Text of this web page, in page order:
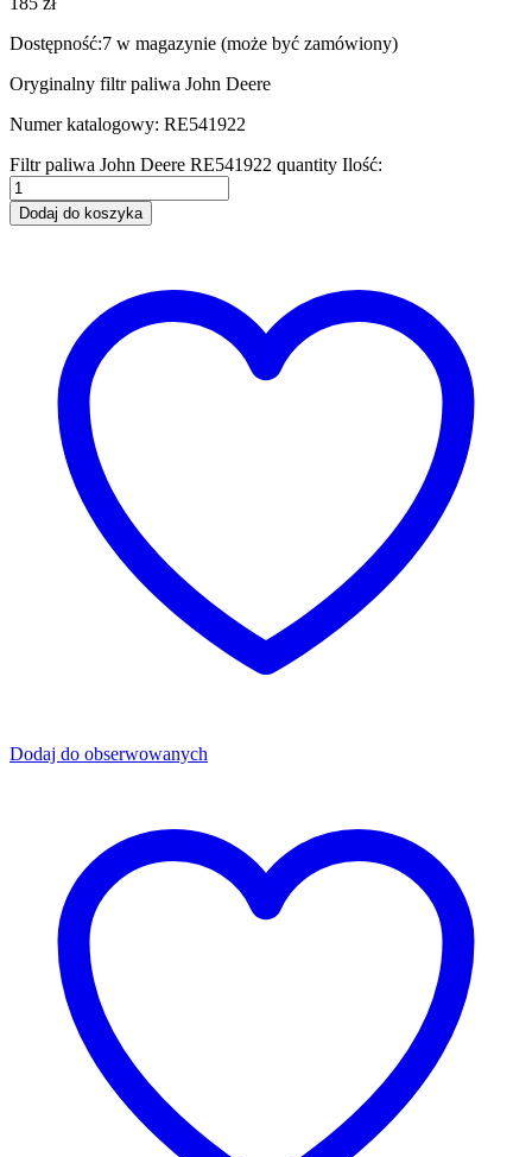
Dostępność:7 w magazynie (może być zamówiony)
Oryginalny filtr paliwa John Deere
Numer katalogowy: RE541922
Filtr paliwa John Deere RE541922 quantity Ilość:
Dodaj do koszyka
Dodaj do obserwowanych